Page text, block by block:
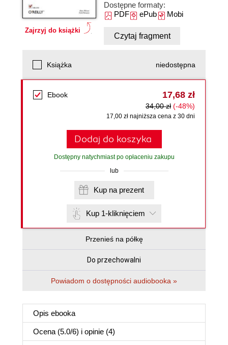
Zajrzyj do książki
Dostępne formaty:
PDFePubMobi
Czytaj fragment
Książka niedostępna
Ebook 17,68 zł
34,00 zł (-48%)
17,00 zł najniższa cena z 30 dni
Dodaj do koszyka
Dostępny natychmiast po opłaceniu zakupu
lub
Kup na prezent
Kup 1-kliknięciem
Przenieś na półkę
Do przechowalni
Powiadom o dostępności audiobooka »
Opis ebooka
Ocena (5.0/6) i opinie (4)